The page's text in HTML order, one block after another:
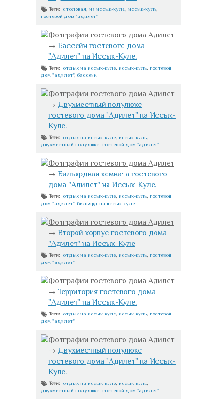
Теги: столовая на иссык-куле. иссык-куль
гостевой дом "адилет"
Фотграфии гостевого дома Адилет
→ Бассейн гостевого дома
"Адилет" на Иссык-Куле.
Теги: отдых на иссык-куле иссык-куль гостевой
дом "адилет", бассейн
Фотграфии гостевого дома Адилет
→ Двухместный полулюкс
гостевого дома "Адилет" на Иссык-
Куле.
Теги: отдых на иссык-куле иссык-куль
двухместный полулюкс гостевой дом "адилет"
Фотграфии гостевого дома Адилет
→ Бильярдная комната гостевого
дома "Адилет" на Иссык-Куле.
Теги: отдых на иссык-куле иссык-куль гостевой
дом "адилет", бильярд на иссык-куле
Фотграфии гостевого дома Адилет
→ Второй корпус гостевого дома
"Адилет" на Иссык-Куле
Теги: отдых на иссык-куле иссык-куль гостевой
дом "адилет"
Фотграфии гостевого дома Адилет
→ Территория гостевого дома
"Адилет" на Иссык-Куле.
Теги: отдых на иссык-куле иссык-куль гостевой
дом "адилет"
Фотграфии гостевого дома Адилет
→ Двухместный полулюкс
гостевого дома "Адилет" на Иссык-
Куле.
Теги: отдых на иссык-куле иссык-куль
двухместный полулюкс гостевой дом "адилет"